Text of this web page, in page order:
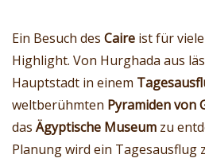
Ein Besuch des Caire ist für
Highlight. Von Hurghada aus
Hauptstadt in einem
weltberühmten Pyramiden von
das Ägyptische Museum zu
Planung wird ein Tagesausflug